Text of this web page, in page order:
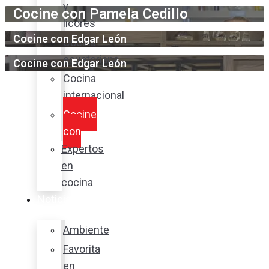
y
licores
Cocina
ecuatoriana
Cocina
internacional
Cocine
con
Expertos
en
cocina
Ambiente
Favorita
en
Cocine con Pamela Cedillo
Cocine con Edgar León
Cocine con Edgar León